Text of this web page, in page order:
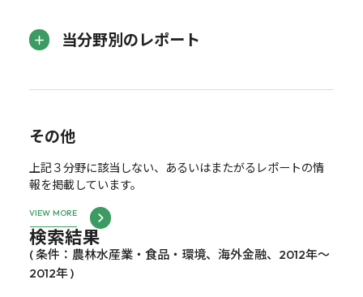
当分野別のレポート
その他
上記３分野に該当しない、あるいはまたがるレポートの情
報を掲載しています。
VIEW MORE
検索結果
( 条件：農林水産業・食品・環境、海外金融、2012年～
2012年 )